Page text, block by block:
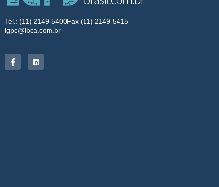
Tel.: (11) 2149-5400Fax (11) 2149-5415
lgpd@lbca.com.br